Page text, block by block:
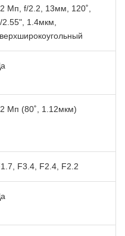
Мп, f/2.2, 13мм, 120˚,
2.55", 1.4мкм,
Мп (80˚, 1.12мкм)
F3.4, F2.4, F2.2